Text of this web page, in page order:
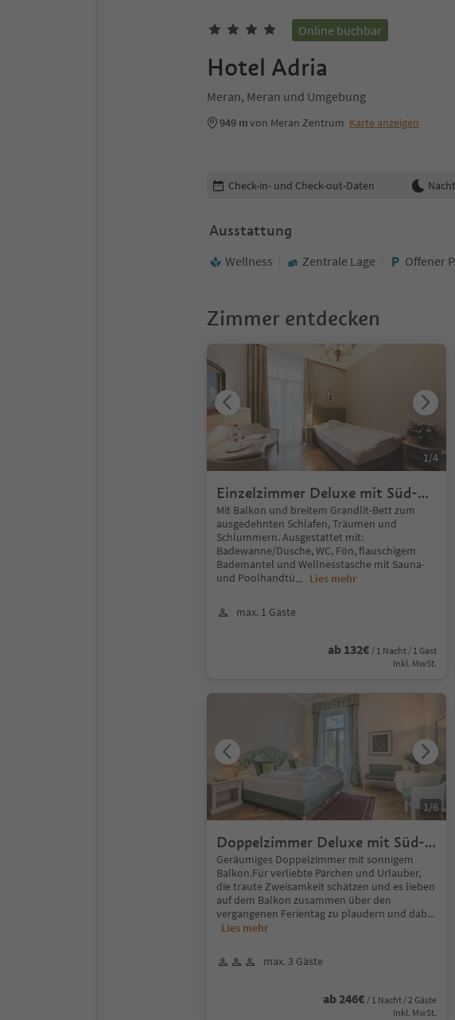
Online buchbar
Hotel Adria
Meran, Meran und Umgebung
949 mvon Meran Zentrum Karte anzeigen
Buchungsdetails bearbeiten
Check-in- und Check-out-Daten Nacht
Ausstattung
Wellness Zentrale Lage Offener
Zimmer entdecken
Einzelzimmer Deluxe mit Süd-
oder Westbalkon
Mit Balkon und breitem Grandlit-Bett zum
ausgedehnten Schlafen, Träumen und
Schlummern. Ausgestattet mit:
Badewanne/Dusche, WC, Fön, flauschigem
Bademantel und Wellnesstasche mit Sauna-
und Poolhandtü... Lies mehr
max. 1 Gäste
ab 132€ / 1 Nacht / 1 Gast
Inkl. MwSt.
1/4
Doppelzimmer Deluxe mit Süd-
oder Westbalkon
Geräumiges Doppelzimmer mit sonnigem
Balkon.Für verliebte Pärchen und Urlauber,
die traute Zweisamkeit schätzen und es lieben
auf dem Balkon zusammen über den
vergangenen Ferientag zu plaudern und dab...
Lies mehr
max. 3 Gäste
ab 246€ / 1 Nacht / 2 Gäste
Inkl. MwSt.
1/6